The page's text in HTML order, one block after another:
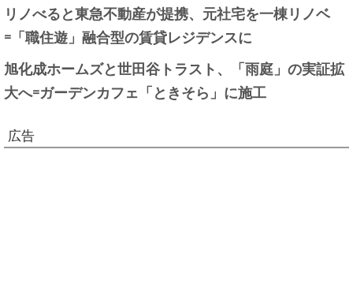
リノべると東急不動産が提携、元社宅を一棟リノベ
=「職住遊」融合型の賃貸レジデンスに
旭化成ホームズと世田谷トラスト、「雨庭」の実証拡
大へ=ガーデンカフェ「ときそら」に施工
広告